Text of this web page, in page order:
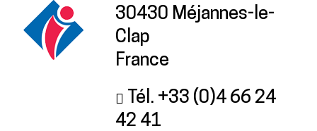
30430 Méjannes-le-
Clap
France
Tél. +33 (0)4 66 24
42 41